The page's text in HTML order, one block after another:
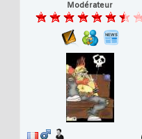
Modérateur